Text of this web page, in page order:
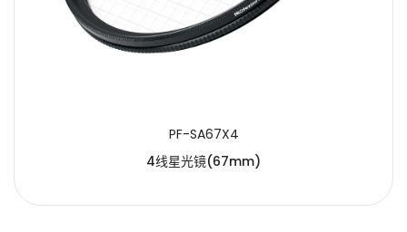
PF-SA67X4
4线星光镜(67mm)